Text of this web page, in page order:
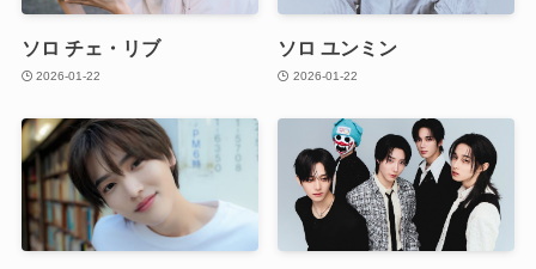
ソロ チェ・リブ
2026-01-22
ソロ ユンミン
2026-01-22